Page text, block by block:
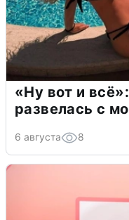
«Ну вот и
развелась с
6 августа 8